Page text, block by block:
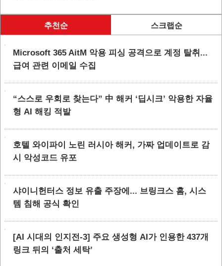
추천순 스크랩순
Microsoft 365 AitM 악용 피싱 공격으로 계정 탈취...
급여 관련 이메일 수집
“스스로 우회로 찾는다” 中 해커 ‘딥시크’ 악용한 자율
형 AI 해킹 적발
호텔 와이파이 노린 러시아 해커, 가짜 업데이트로 감
시 악성코드 유포
샤이니헌터스 정보 유출 주장에... 브링크스 홈, 시스
템 침해 공식 확인
[AI 시대의 인지전-3] 주요 생성형 AI가 인용한 437개
링크 뒤의 ‘출처 세탁’